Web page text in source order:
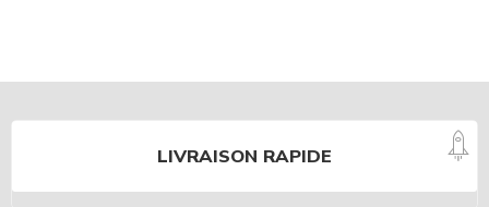
LIVRAISON RAPIDE